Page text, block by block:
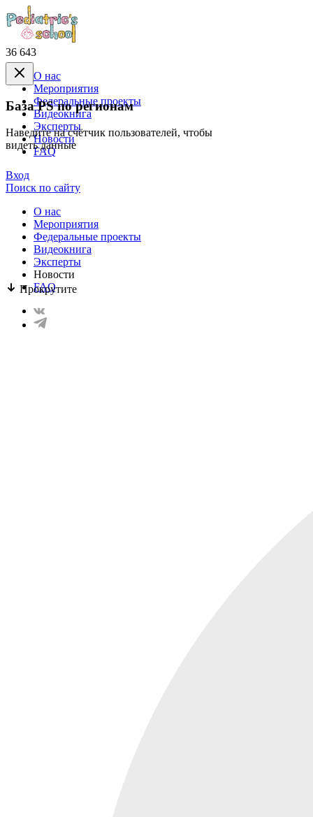
36 643
База PS по регионам
Наведите на счётчик пользователей, чтобы
видеть данные
Прокрутите
О нас
Mероприятия
Федеральные проекты
Видеокнига
Эксперты
Новости
FAQ
Вход
Поиск по сайту
О нас
Mероприятия
Федеральные проекты
Видеокнига
Эксперты
Новости
FAQ